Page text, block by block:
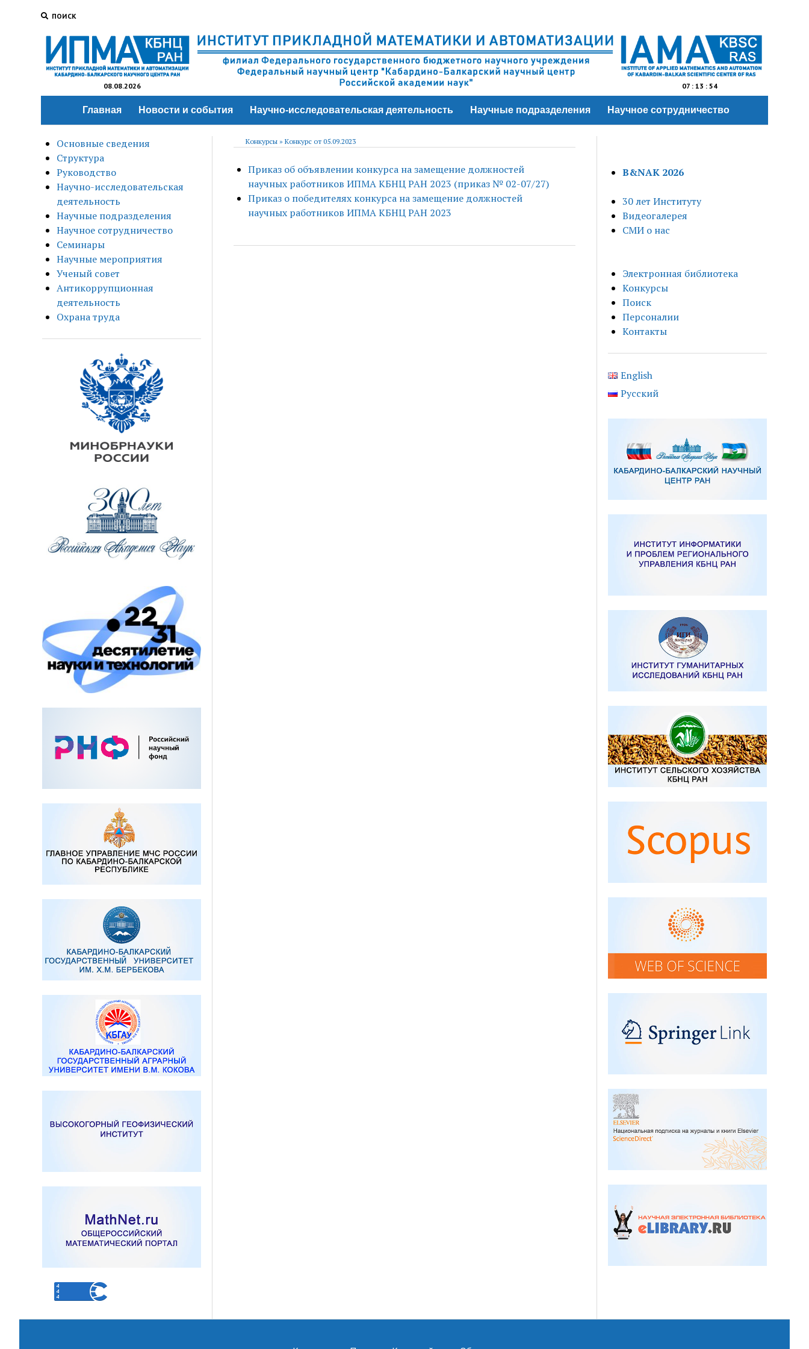
ПОИСК
08.08.2026 07 : 13 : 55
Главная Новости и события Научно-исследовательская деятельность Научные подразделения Научное сотрудничество
Основные сведения
Структура
Руководство
Научно-исследовательская
деятельность
Научные подразделения
Научное сотрудничество
Семинары
Научные мероприятия
Ученый совет
Антикоррупционная
деятельность
Охрана труда
Конкурсы» Конкурс от 05.09.2023
Приказ об объявлении конкурса на замещение должностей
научных работников ИПМА КБНЦ РАН 2023 (приказ № 02-07/27)
Приказ о победителях конкурса на замещение должностей
научных работников ИПМА КБНЦ РАН 2023
B&NAK 2026
30 лет Институту
Видеогалерея
СМИ о нас
Электронная библиотека
Конкурсы
Поиск
Персоналии
Контакты
English
Русский